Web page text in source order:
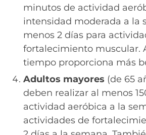
minutos de actividad
intensidad moderada a la
menos 2 días para
fortalecimiento muscular.
tiempo proporciona más
Adultos mayores (de 65
deben realizar al menos
actividad aeróbica a la
actividades de